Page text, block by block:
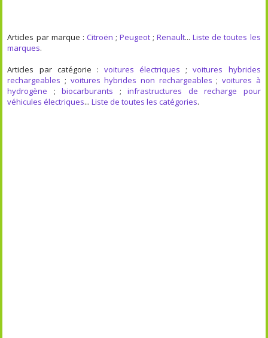
Articles par marque : Citroën ; Peugeot ;Renault...Liste de toutes les
marques.
Articles par catégorie : voitures électriques ;voitures hybrides
rechargeables ; voitures hybrides non rechargeables ; voitures à
hydrogène ;biocarburants ;infrastructures de recharge pour
véhicules électriques...Liste de toutes les catégories.